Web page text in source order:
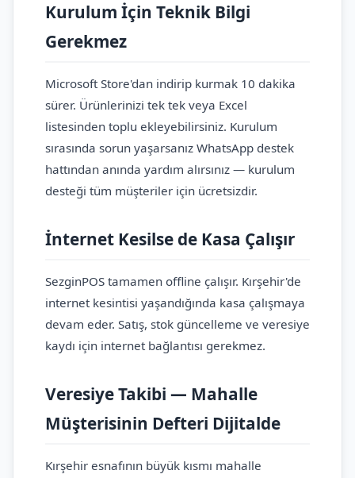
Kurulum İçin Teknik Bilgi
Gerekmez
Microsoft Store'dan indirip kurmak 10 dakika
sürer. Ürünlerinizi tek tek veya Excel
listesinden toplu ekleyebilirsiniz. Kurulum
sırasında sorun yaşarsanız WhatsApp destek
hattından anında yardım alırsınız — kurulum
desteği tüm müşteriler için ücretsizdir.
İnternet Kesilse de Kasa Çalışır
SezginPOS tamamen offline çalışır. Kırşehir'de
internet kesintisi yaşandığında kasa çalışmaya
devam eder. Satış, stok güncelleme ve veresiye
kaydı için internet bağlantısı gerekmez.
Veresiye Takibi — Mahalle
Müşterisinin Defteri Dijitalde
Kırşehir esnafının büyük kısmı mahalle